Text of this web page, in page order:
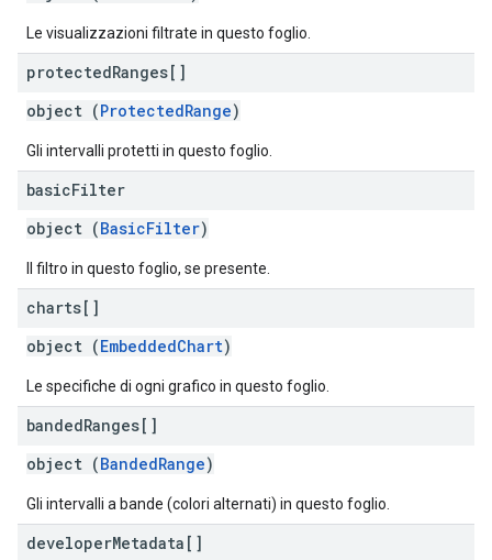
Le visualizzazioni filtrate in questo foglio.
protectedRanges[]
object (ProtectedRange)
Gli intervalli protetti in questo foglio.
basicFilter
object (BasicFilter)
Il filtro in questo foglio, se presente.
charts[]
object (EmbeddedChart)
Le specifiche di ogni grafico in questo foglio.
bandedRanges[]
object (BandedRange)
Gli intervalli a bande (colori alternati) in questo foglio.
developerMetadata[]